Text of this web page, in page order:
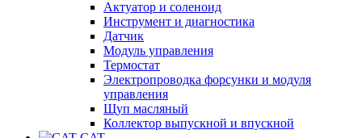
Актуатор и соленоид
Инструмент и диагностика
Датчик
Модуль управления
Термостат
Электропроводка форсунки и модуля
управления
Щуп масляный
Коллектор выпускной и впускной